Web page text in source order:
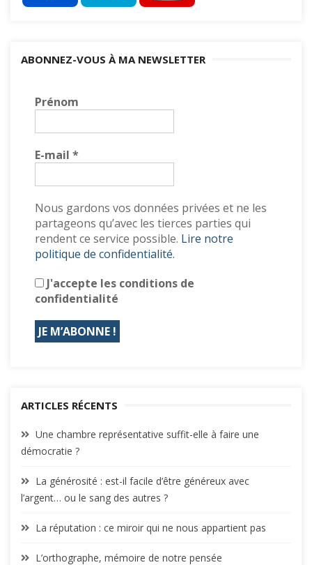
ABONNEZ-VOUS À MA NEWSLETTER
Prénom
E-mail *
Nous gardons vos données privées et ne les
partageons qu’avec les tierces parties qui
rendent ce service possible. Lire notre
politique de confidentialité.
J'accepte les conditions de
confidentialité
ARTICLES RÉCENTS
Une chambre représentative suffit-elle à faire une
démocratie ?
La générosité : est-il facile d’être généreux avec
l’argent… ou le sang des autres ?
La réputation : ce miroir qui ne nous appartient pas
L’orthographe, mémoire de notre pensée